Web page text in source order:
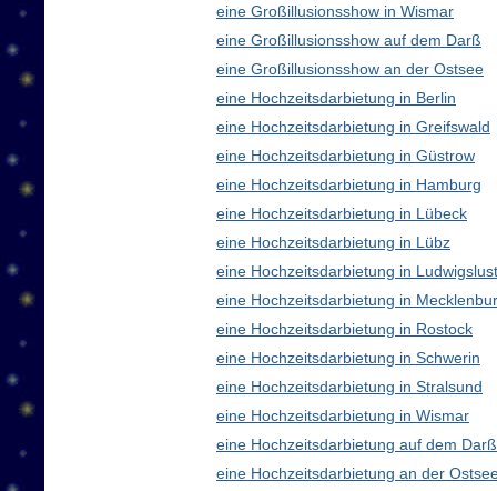
eine Großillusionsshow in Wismar
eine Großillusionsshow auf dem Darß
eine Großillusionsshow an der Ostsee
eine Hochzeitsdarbietung in Berlin
eine Hochzeitsdarbietung in Greifswald
eine Hochzeitsdarbietung in Güstrow
eine Hochzeitsdarbietung in Hamburg
eine Hochzeitsdarbietung in Lübeck
eine Hochzeitsdarbietung in Lübz
eine Hochzeitsdarbietung in Ludwigslust
eine Hochzeitsdarbietung in
eine Hochzeitsdarbietung in Rostock
eine Hochzeitsdarbietung in Schwerin
eine Hochzeitsdarbietung in Stralsund
eine Hochzeitsdarbietung in Wismar
eine Hochzeitsdarbietung auf dem Darß
eine Hochzeitsdarbietung an der